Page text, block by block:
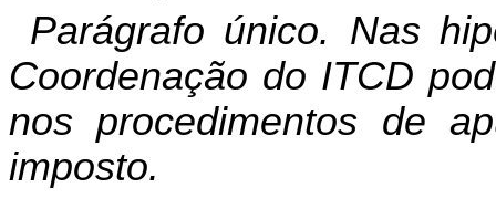
Parágrafo único. Nas
Coordenação do ITCD
nos procedimentos de
imposto.